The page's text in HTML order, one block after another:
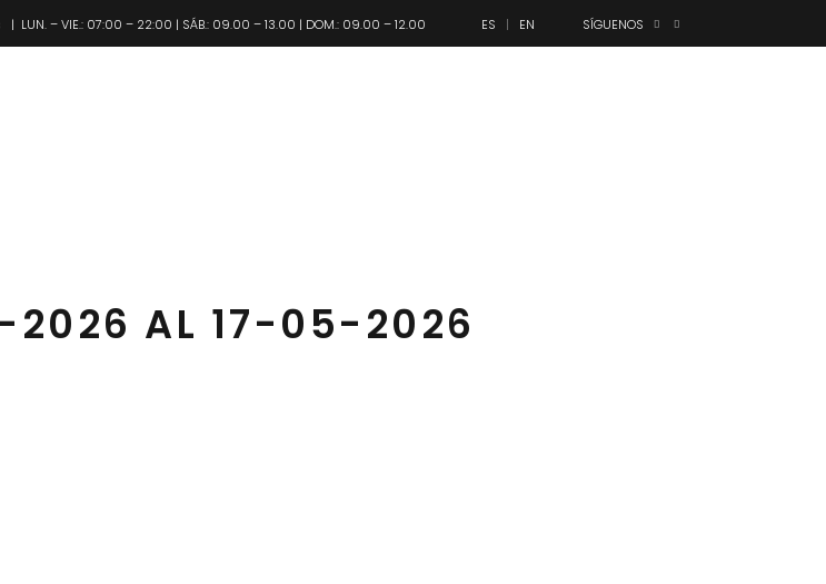
| LUN. – VIE.: 07:00 – 22:00 | SÁB.: 09.00 – 13.00 | DOM.: 09.00 – 12.00 ES EN SÍGUENOS
2026 AL 17-05-2026